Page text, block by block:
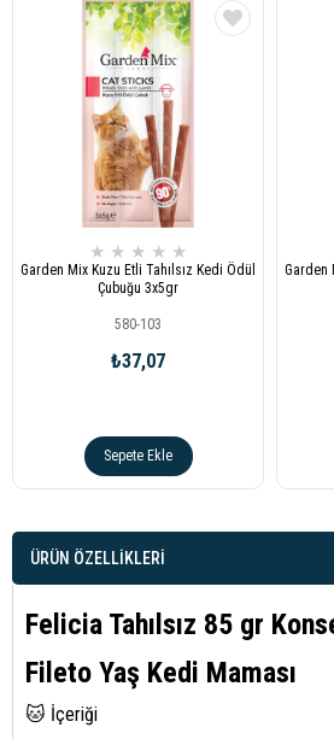
★ ★ ★ ★ ★
Garden Mix Kuzu Etli Tahılsız Kedi Ödül
Çubuğu 3x5gr
580-103
₺37,07
Sepete Ekle
Garden
ÜRÜN ÖZELLIKLERI
Felicia Tahılsız 85 gr
Fileto Yaş Kedi Maması
🐱 İçeriği